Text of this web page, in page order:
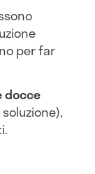
per far
docce